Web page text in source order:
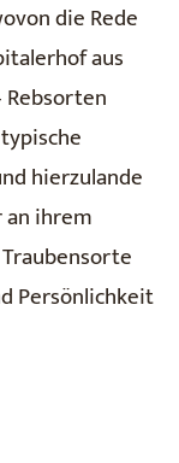
die Rede
aus
hierzulande
an ihrem
Persönlichkeit